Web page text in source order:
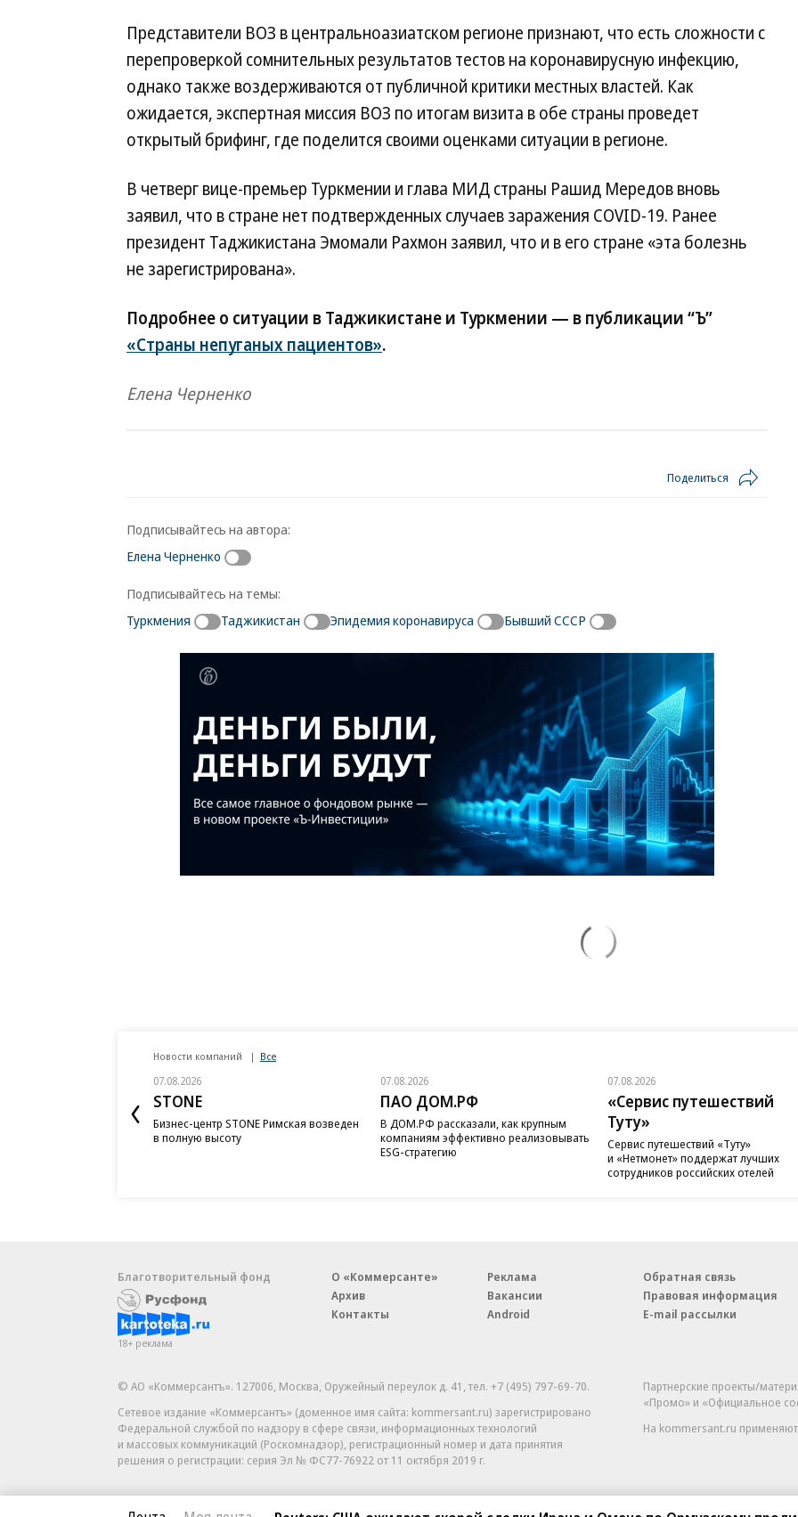
Представители ВОЗ в центральноазиатском регионе признают, что есть сложности с
перепроверкой сомнительных результатов тестов на коронавирусную инфекцию,
однако также воздерживаются от публичной критики местных властей. Как
ожидается, экспертная миссия ВОЗ по итогам визита в обе страны проведет
открытый брифинг, где поделится своими оценками ситуации в регионе.
В четверг вице-премьер Туркмении и глава МИД страны Рашид Мередов вновь
заявил, что в стране нет подтвержденных случаев заражения COVID-19. Ранее
президент Таджикистана Эмомали Рахмон заявил, что и в его стране «эта болезнь
не зарегистрирована».
Подробнее о ситуации в Таджикистане и Туркмении — в публикации “Ъ”
«Страны непуганых пациентов».
Елена Черненко
Поделиться
Подписывайтесь на автора:
Елена Черненко
Подписывайтесь на темы:
Туркмения
Таджикистан Эпидемия коронавируса Бывший СССР
Новости компаний Все
07.08.2026
STONE
Бизнес-центр STONE Римская возведен
в полную высоту
07.08.2026
ПАО ДОМ.РФ
В ДОМ.РФ рассказали, как крупным
компаниям эффективно реализовывать
ESG-стратегию
07.08.2026
«Сервис путешествий
Туту»
Сервис путешествий «Туту»
и «Нетмонет» поддержат лучших
сотрудников российских отелей
Благотворительный фонд
18+ реклама
О «Коммерсанте»
Архив
Контакты
Реклама
Вакансии
Android
Обратная связь
Правовая информация
E-mail рассылки
© АО «Коммерсантъ». 127006, Москва, Оружейный переулок д. 41,тел. +7 (495) 797-69-70.
Сетевое издание «Коммерсантъ» (доменное имя сайта: kommersant.ru) зарегистрировано
Федеральной службой по надзору в сфере связи, информационных технологий
и массовых коммуникаций (Роскомнадзор), регистрационный номер и дата принятия
решения о регистрации: серия Эл № ФС77-76922 от 11 октября 2019 г.
Партнерские проекты/
«Промо» и «Официальное
На kommersant.ru